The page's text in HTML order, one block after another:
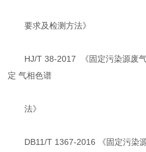
要求及检测方法》
HJ/T 38-2017 《固定污染源废气
定 气相色谱
法》
DB11/T 1367-2016 《固定污染源